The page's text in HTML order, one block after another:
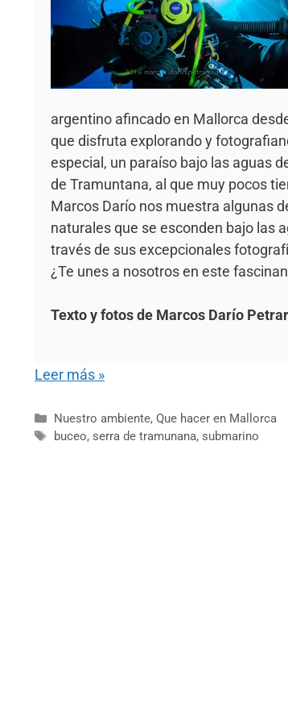
argentino afincado en Mallorca
que disfruta explorando y
especial, un paraíso bajo las aguas
de Tramuntana, al que muy pocos
Marcos Darío nos muestra algunas
naturales que se esconden bajo las
través de sus excepcionales
¿Te unes a nosotros en este
Texto y fotos de Marcos Darío
Leer más »
Nuestro ambiente,Que hacer en Mallorca
buceo,serra de tramunana,submarino